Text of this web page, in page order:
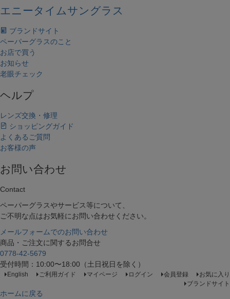
エニータイムサングラス
ブランドサイト
ペーパーグラスのこと
お店で買う
お知らせ
老眼チェック
ヘルプ
レンズ交換・修理
ショッピングガイド
よくあるご質問
お客様の声
お問い合わせ
Contact
ペーパーグラスやサービス等について、
ご不明な点はお気軽にお問い合わせください。
メールフォームでのお問い合わせ
商品・ご注文に関するお問合せ
0778-42-5679
受付時間：10:00〜18:00（土日祝日を除く）
English ご利用ガイド マイページ ログイン 会員登録
お気に入り
ブランドサイト
ホームに戻る